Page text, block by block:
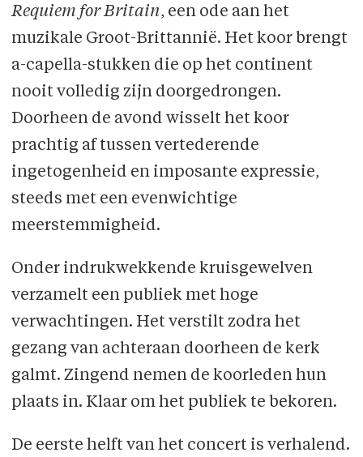
Requiem for Britain, een ode aan het
muzikale Groot-Brittannië. Het koor brengt
a-capella-stukken die op het continent
nooit volledig zijn doorgedrongen.
Doorheen de avond wisselt het koor
prachtig af tussen vertederende
ingetogenheid en imposante expressie,
steeds met een evenwichtige
meerstemmigheid.
Onder indrukwekkende kruisgewelven
verzamelt een publiek met hoge
verwachtingen. Het verstilt zodra het
gezang van achteraan doorheen de kerk
galmt. Zingend nemen de koorleden hun
plaats in. Klaar om het publiek te bekoren.
De eerste helft van het concert is verhalend.